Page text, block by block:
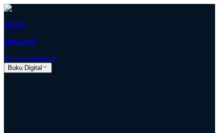
HKBP
hkbp.or.id
BerandaAlmanak
Buku Digital